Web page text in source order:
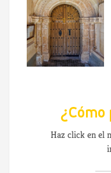
Haz click en el